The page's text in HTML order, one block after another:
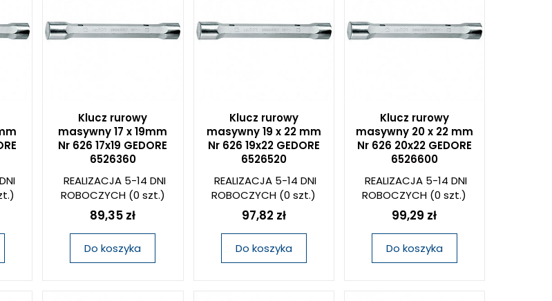
Klucz rurowy
masywny 17 x 19mm
Nr 626 17x19 GEDORE
6526360
REALIZACJA 5-14 DNI
ROBOCZYCH(0 szt.)
89,35 zł
Do koszyka
Klucz rurowy
masywny 19 x 22 mm
Nr 626 19x22 GEDORE
6526520
REALIZACJA 5-14 DNI
ROBOCZYCH (0 szt.)
97,82 zł
Do koszyka
Klucz rurowy
masywny 20 x 22 mm
Nr 626 20x22 GEDORE
6526600
REALIZACJA 5-14 DNI
ROBOCZYCH (0 szt.)
99,29 zł
Do koszyka